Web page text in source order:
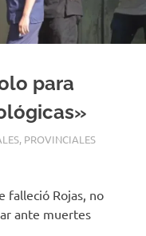
para
, PROVINCIALES
falleció Rojas, no
ante muertes